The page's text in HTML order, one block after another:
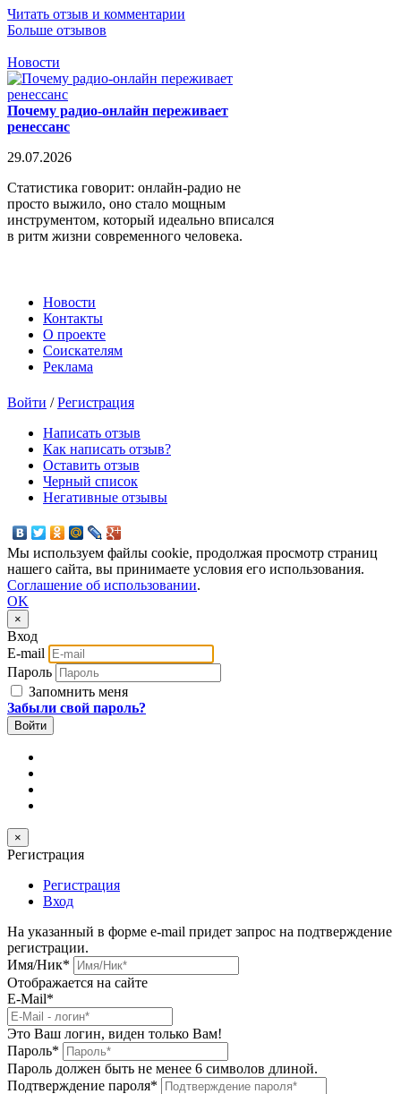
Читать отзыв и комментарии
Больше отзывов
Новости
Почему радио-онлайн переживает
ренессанс
29.07.2026
Статистика говорит: онлайн-радио не
просто выжило, оно стало мощным
инструментом, который идеально вписался
в ритм жизни современного человека.
Новости
Контакты
О проекте
Соискателям
Реклама
Войти /Регистрация
Написать отзыв
Как написать отзыв?
Оставить отзыв
Черный список
Негативные отзывы
Мы используем файлы cookie, продолжая просмотр страниц
нашего сайта, вы принимаете условия его использования.
Соглашение об использовании.
OK
×
Вход
E-mail
Пароль
Запомнить меня
Забыли свой пароль?
×
Регистрация
Регистрация
Вход
На указанный в форме e-mail придет запрос на подтверждение
регистрации.
Имя/Ник*
Отображается на сайте
E-Mail*
Это Ваш логин, виден только Вам!
Пароль*
Пароль должен быть не менее 6 символов длиной.
Подтверждение пароля*